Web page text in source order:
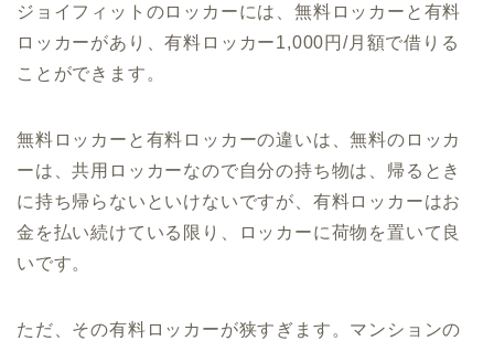
ジョイフィットのロッカーには、無料ロッカーと有料
ロッカーがあり、有料ロッカー1,000円/月額で借りる
ことができます。
無料ロッカーと有料ロッカーの違いは、無料のロッカ
ーは、共用ロッカーなので自分の持ち物は、帰るとき
に持ち帰らないといけないですが、有料ロッカーはお
金を払い続けている限り、ロッカーに荷物を置いて良
いです。
ただ、その有料ロッカーが狭すぎます。マンションの